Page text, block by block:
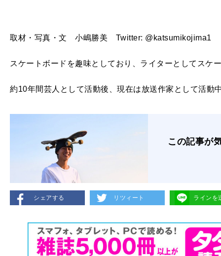
取材・写真・文 小嶋勝美 Twitter: @katsumikojima1
スケートボードを趣味としており、ライターとしてスケ
約10年間芸人として活動後、現在は放送作家として活動
この記事が
シェアする リツィート ラインを